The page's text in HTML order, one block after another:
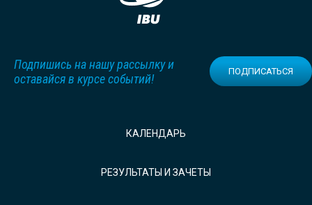
Подпишись на нашу рассылку и
оставайся в курсе событий!
ПОДПИСАТЬСЯ
КАЛЕНДАРЬ
РЕЗУЛЬТАТЫ И ЗАЧЕТЫ